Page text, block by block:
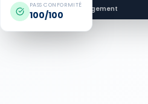
30 min Sans engagement
PASS CONFORMITÉ
100/100